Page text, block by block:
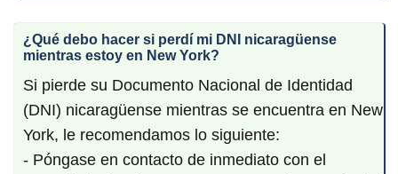
¿Qué debo hacer si perdí mi DNI nicaragüense
mientras estoy en New York?
Si pierde su Documento Nacional de Identidad
(DNI) nicaragüense mientras se encuentra en New
York, le recomendamos lo siguiente:
- Póngase en contacto de inmediato con el